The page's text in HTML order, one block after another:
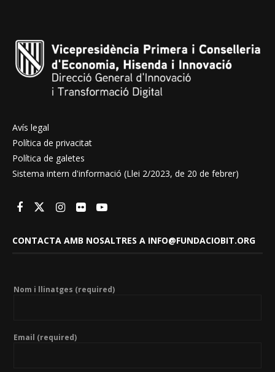
Avís legal
Política de privacitat
Política de galetes
Sistema intern d'informació (Llei 2/2023, de 20 de febrer)
CONTACTA AMB NOSALTRES A INFO@FUNDACIOBIT.ORG
Nom i llinatges (required)
Email (required)